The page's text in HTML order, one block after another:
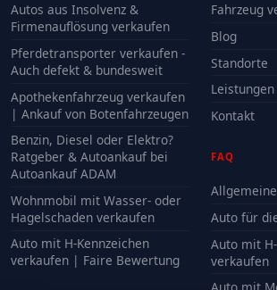
Autos aus Insolvenz &
Firmenauflösung verkaufen
Pferdetransporter verkaufen -
Auch defekt & bundesweit
Apothekenfahrzeug verkaufen
| Ankauf von Botenfahrzeugen
Benzin, Diesel oder Elektro?
Ratgeber & Autoankauf bei
Autoankauf ADAM
Wohnmobil mit Wasser- oder
Hagelschaden verkaufen
Auto mit H-Kennzeichen
verkaufen | Faire Bewertung
Fahrzeug
Blog
Standorte
Leistungen
Kontakt
FAQ
Auto für
Auto mit
verkaufen